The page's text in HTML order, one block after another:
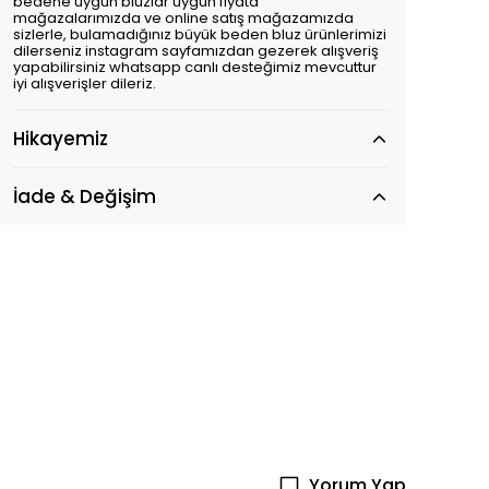
mağazalarımızda ve online satış mağazamızda
sizlerle, bulamadığınız büyük beden bluz ürünlerimizi
dilerseniz instagram sayfamızdan gezerek alışveriş
yapabilirsiniz whatsapp canlı desteğimiz mevcuttur
iyi alışverişler dileriz.
Hikayemiz
İade & Değişim